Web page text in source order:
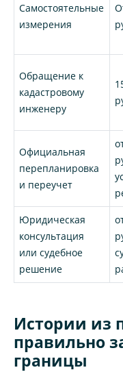
Самостоятельные
измерения
Обращение к
кадастровому
инженеру
Официальная
перепланировка
и переучет
Юридическая
консультация
или судебное
решение
Истории из
правильно
границы